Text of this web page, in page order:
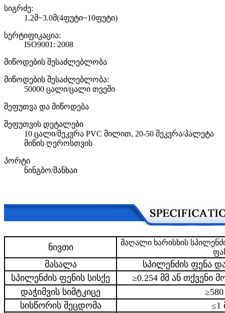
სიგრძე:
1.2მ~3.0მ(4ფუტი~10ფუტი)
სერტიფიკაცია:
ISO9001: 2008
მიწოდების შესაძლებლობა
მიწოდების შესაძლებლობა:
50000 ცალი/ცალი თვეში
შეფუთვა და მიწოდება
შეფუთვის დეტალები
10 ცალი/შეკვრა PVC მილით, 20-50 შეკვრა/პალეტა
მიწის ღეროსთვის
პორტი
ნინგბო/შანხაი
ნივთი
მაღალი ხარისხის
მასალა
სპილენძის ფენა
სპილენძის ფენის სისქე
≥0.254 მმ ან თქვენი
დაჭიმვის სიმტკიცე
სისწორის შეცდომა
≤1